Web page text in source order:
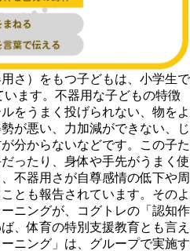
さ）をもつ子どもは、小学生で
ます。不器用な子どもの特徴
をうまく投げられない、物をよ
が悪い、力加減ができない、じ
分からないなどです。この子た
ったり、身体や手先がうまく使
不器用さが自尊感情の低下や周
とも報告されています。そのよ
ニングが、コグトレの「認知作
、体育の特別支援教育とも言え
ニング」は、グループで実施す